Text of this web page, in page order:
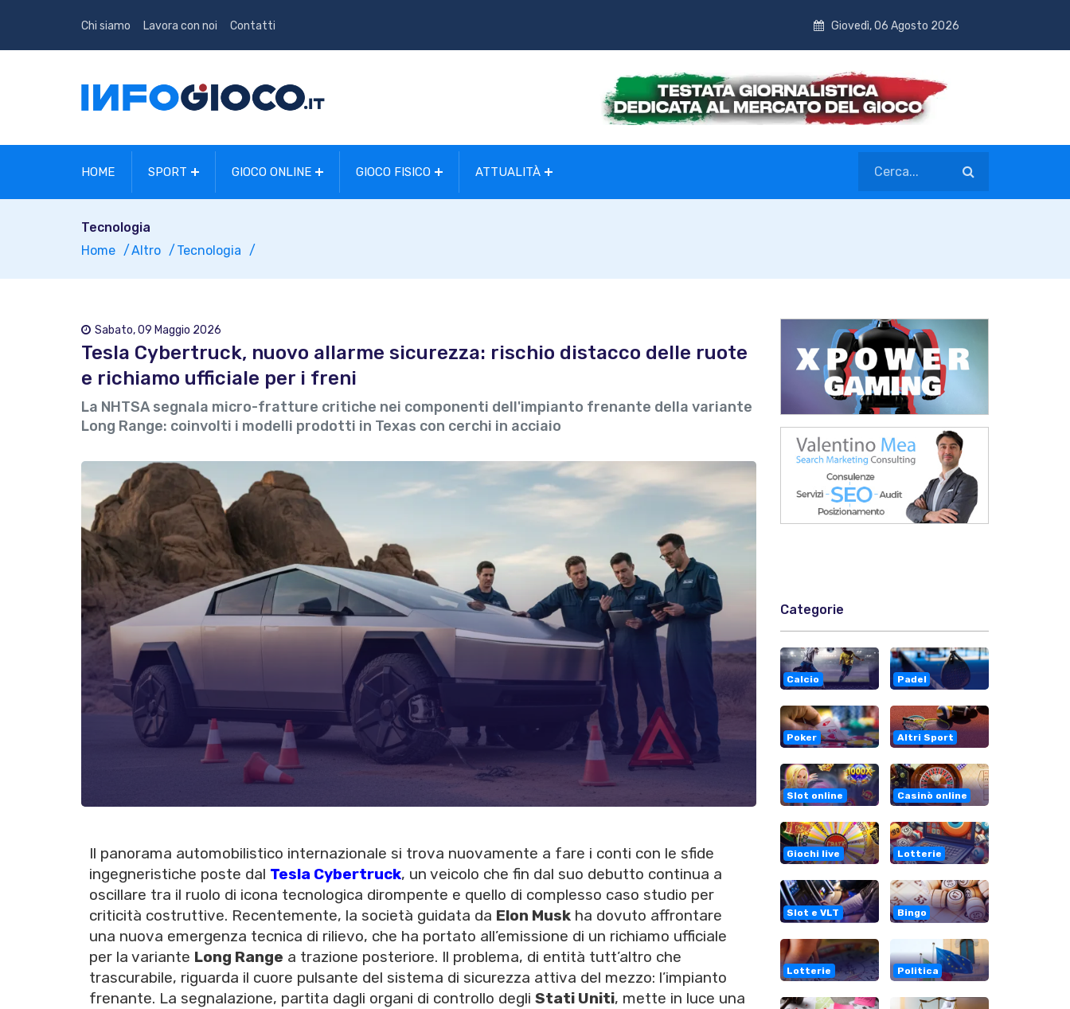
Chi siamo Lavora con noi Contatti Giovedì, 06 Agosto 2026
HOME SPORT GIOCO ONLINE GIOCO FISICO ATTUALITÀ
Tecnologia
Home
Altro Tecnologia
Sabato, 09 Maggio 2026
Tesla Cybertruck, nuovo allarme sicurezza: rischio distacco delle ruote
e richiamo ufficiale per i freni
La NHTSA segnala micro-fratture critiche nei componenti dell'impianto frenante della variante
Long Range: coinvolti i modelli prodotti in Texas con cerchi in acciaio
Il panorama automobilistico internazionale si trova nuovamente a fare i conti con le sfide
ingegneristiche poste dal Tesla Cybertruck, un veicolo che fin dal suo debutto continua a
oscillare tra il ruolo di icona tecnologica dirompente e quello di complesso caso studio per
criticità costruttive. Recentemente, la società guidata da Elon Musk ha dovuto affrontare
una nuova emergenza tecnica di rilievo, che ha portato all’emissione di un richiamo ufficiale
per la variante Long Range a trazione posteriore. Il problema, di entità tutt’altro che
trascurabile, riguarda il cuore pulsante del sistema di sicurezza attiva del mezzo: l’impianto
frenante. La segnalazione, partita dagli organi di controllo degli Stati Uniti, mette in luce una
Categorie
Calcio Padel
Poker Altri Sport
Slot online Casinò online
Giochi live Lotterie
Slot e VLT Bingo
Lotterie Politica